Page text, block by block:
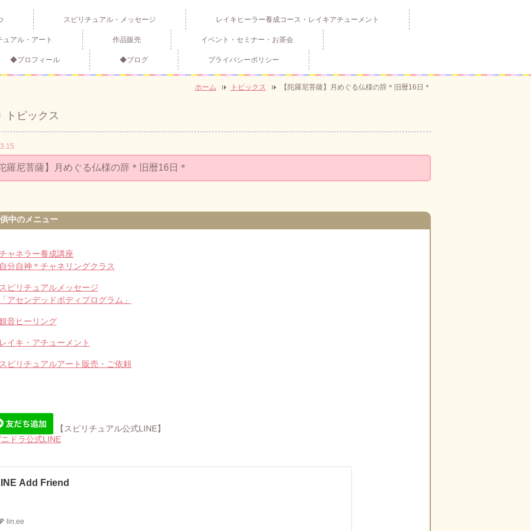
スピリチュアル・メッセージ レイキヒーラー養成コース・レイキアチューメント
ュアル・アート 作品販売 イベント・セミナー・お茶会
◆プロフィール ◆ブログ プライバシーポリシー
ホーム トピックス 【陀羅尼菩薩】月めぐる仏様の辞＊旧暦16日＊
トピックス
羅尼菩薩】月めぐる仏様の辞＊旧暦16日＊
中のメニュー
ャネラー養成講座
分自神＊チャネリングクラス
ピリチュアルメッセージ
アセンデッドボディプログラム」
音ヒーリング
イキ・アチューメント
ピリチュアルアート販売・ご依頼
【スピリチュアル公式LINE】
ドラ公式LINE
Add Friend
lin.ee